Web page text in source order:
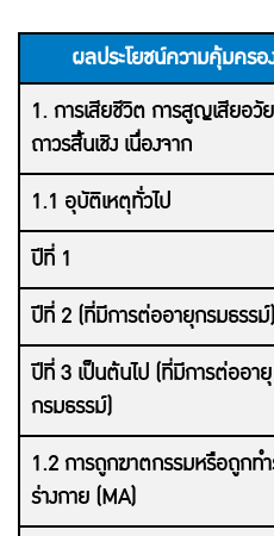
ผลประโยชน์ความคุ้มครอ
1. การเสียชีวิต การสูญเสียอ
ถาวรสิ้นเชิง เนื่องจาก
1.1 อุบัติเหตุทั่วไป
ปีที่ 1
ปีที่ 2 (ที่มีการต่ออายุกรมธรรม์)
ปีที่ 3 เป็นต้นไป (ที่มีการต่ออายุ
กรมธรรม์)
1.2 การถูกฆาตกรรมหรือถูกท
ร่างกาย (MA)